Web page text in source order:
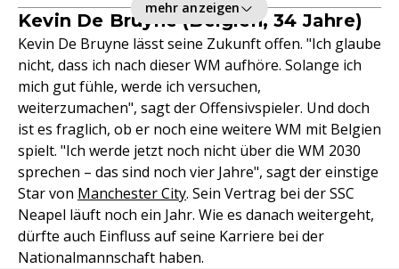
mehr anzeigen
Kevin De Bruyne (Belgien, 34 Jahre)
Kevin De Bruyne lässt seine Zukunft offen. "Ich glaube
nicht, dass ich nach dieser WM aufhöre. Solange ich
mich gut fühle, werde ich versuchen,
weiterzumachen", sagt der Offensivspieler. Und doch
ist es fraglich, ob er noch eine weitere WM mit Belgien
spielt. "Ich werde jetzt noch nicht über die WM 2030
sprechen – das sind noch vier Jahre", sagt der einstige
Star von Manchester City. Sein Vertrag bei der SSC
Neapel läuft noch ein Jahr. Wie es danach weitergeht,
dürfte auch Einfluss auf seine Karriere bei der
Nationalmannschaft haben.